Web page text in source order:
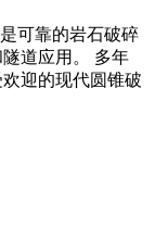
可靠的岩石破碎
道应用。 多年
迎的现代圆锥破